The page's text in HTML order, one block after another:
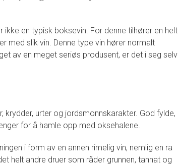
ikke en typisk boksevin. For denne tilhører en helt
med slik vin. Denne type vin hører normalt
av en meget seriøs produsent, er det i seg selv
urter og jordsmonnskarakter. God fylde,
for å hamle opp med oksehalene.
i form av en annen rimelig vin, nemlig en ra
helt andre druer som råder grunnen, tannat og